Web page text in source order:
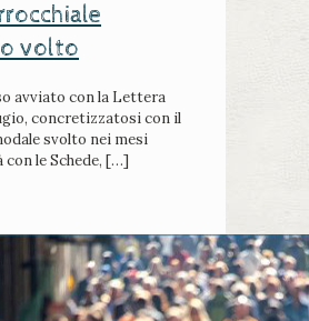
volto
avviato con la Lettera
concretizzatosi con il
svolto nei mesi
le Schede, […]